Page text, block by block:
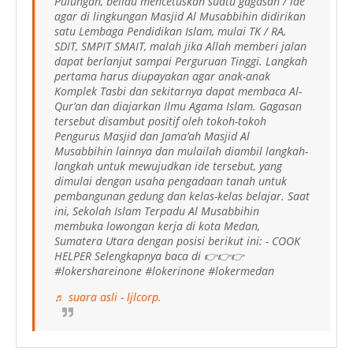
agar di lingkungan Masjid Al Musabbihin didirikan
satu Lembaga Pendidikan Islam, mulai TK / RA,
SDIT, SMPIT SMAIT, malah jika Allah memberi jalan
dapat berlanjut sampai Perguruan Tinggi. Langkah
pertama harus diupayakan agar anak-anak
Komplek Tasbi dan sekitarnya dapat membaca Al-
Qur’an dan diajarkan Ilmu Agama Islam. Gagasan
tersebut disambut positif oleh tokoh-tokoh
Pengurus Masjid dan Jama’ah Masjid Al
Musabbihin lainnya dan mulailah diambil langkah-
langkah untuk mewujudkan ide tersebut, yang
dimulai dengan usaha pengadaan tanah untuk
pembangunan gedung dan kelas-kelas belajar. Saat
ini, Sekolah Islam Terpadu Al Musabbihin
membuka lowongan kerja di kota Medan,
Sumatera Utara dengan posisi berikut ini: - COOK
HELPER Selengkapnya baca di 👉👉👉
#lokershareinone #lokerinone #lokermedan
♬ suara asli - ljlcorp.